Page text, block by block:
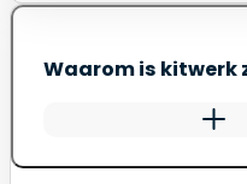
Waarom is kitwerk